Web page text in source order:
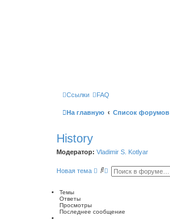
Ссылки FAQ
На главную Список форумов
History
Модератор: Vladimir S. Kotlyar
Новая тема
П Р
е
Темы
Ответы
Просмотры
Последнее сообщение